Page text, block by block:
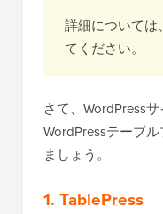
詳細については、
てください。
さて、WordPress
WordPressテーブ
ましょう。
1. TablePress